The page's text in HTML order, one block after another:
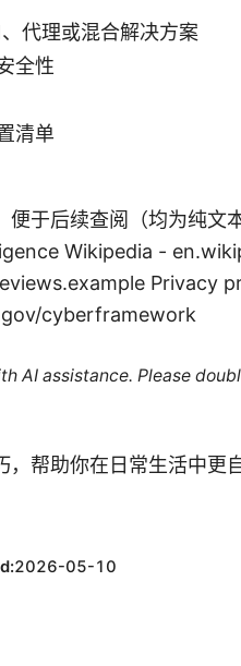
代理或混合解决方案
全性
清单
便于后续查阅（均为纯文
Wikipedia -
Privacy
cyberframework
AI assistance. Please
帮助你在日常生活中更
2026-05-10